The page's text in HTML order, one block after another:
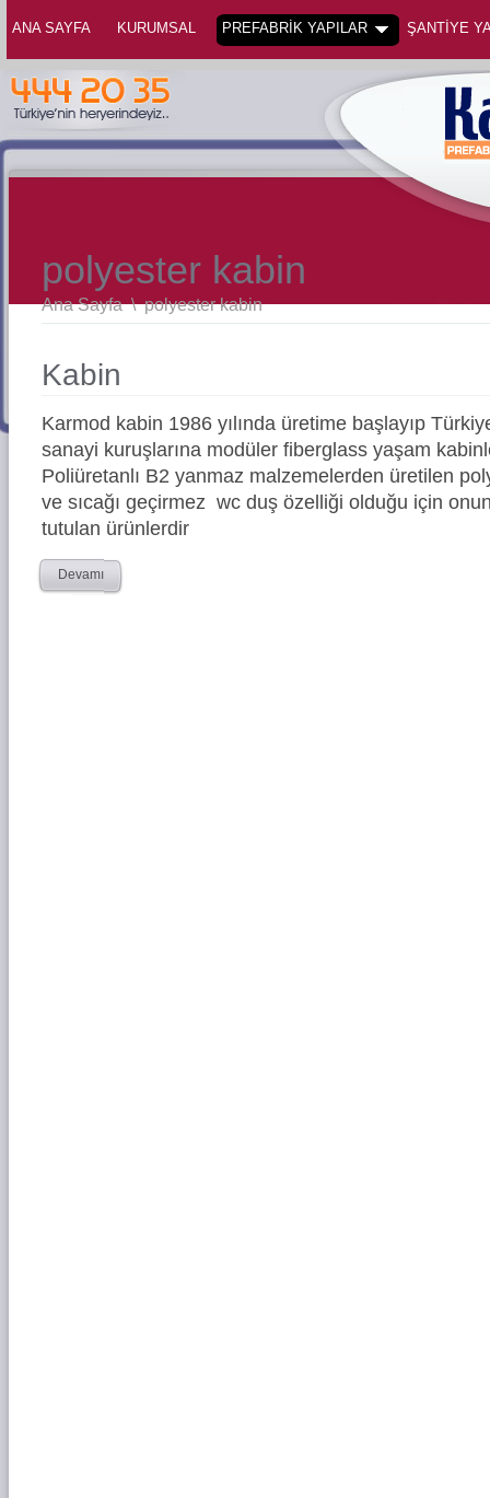
ANA SAYFA KURUMSAL PREFABRİK YAPILAR ŞANTİYE
polyester kabin
Ana Sayfa \polyester kabin
Kabin
Karmod kabin 1986 yılında üretime başlayıp
sanayi kuruşlarına modüler fiberglass yaşam
Poliüretanlı B2 yanmaz malzemelerden üretilen
ve sıcağı geçirmez wc duş özelliği olduğu için
tutulan ürünlerdir
Devamı